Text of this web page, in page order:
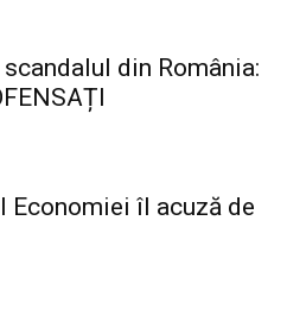
din România:
Economiei îl acuză de